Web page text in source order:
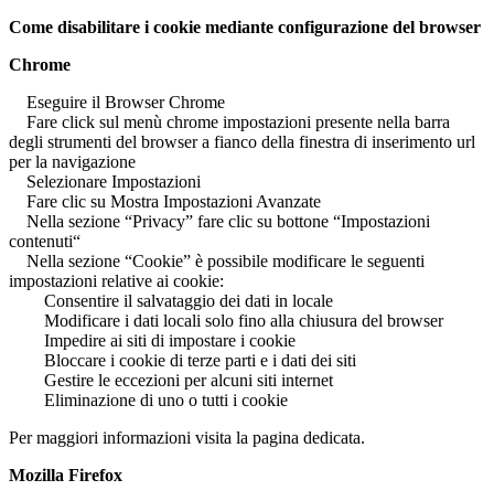
Come disabilitare i cookie mediante configurazione del browser
Chrome
Eseguire il Browser Chrome
Fare click sul menù chrome impostazioni presente nella barra
degli strumenti del browser a fianco della finestra di inserimento url
per la navigazione
Selezionare Impostazioni
Fare clic su Mostra Impostazioni Avanzate
Nella sezione “Privacy” fare clic su bottone “Impostazioni
contenuti“
Nella sezione “Cookie” è possibile modificare le seguenti
impostazioni relative ai cookie:
Consentire il salvataggio dei dati in locale
Modificare i dati locali solo fino alla chiusura del browser
Impedire ai siti di impostare i cookie
Bloccare i cookie di terze parti e i dati dei siti
Gestire le eccezioni per alcuni siti internet
Eliminazione di uno o tutti i cookie
Per maggiori informazioni visita la pagina dedicata.
Mozilla Firefox